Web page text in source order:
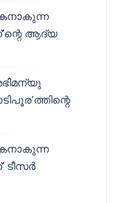
ആദ്യ
ടീസർ